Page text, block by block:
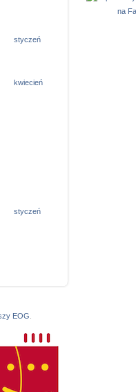
styczeń
kwiecień
styczeń
EOG